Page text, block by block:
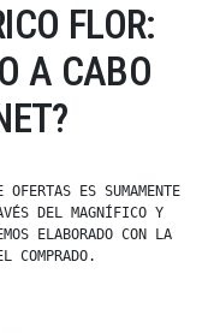
FLOR:
A CABO
ES SUMAMENTE
DEL MAGNÍFICO Y
ELABORADO CON LA
COMPRADO.